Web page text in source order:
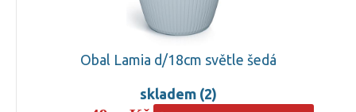
Obal Lamia d/18cm světle šedá
skladem (2)